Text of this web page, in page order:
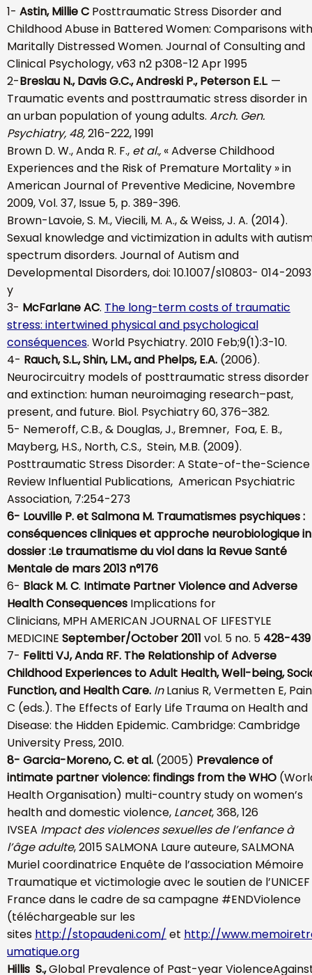
1- Astin, Millie C Posttraumatic Stress Disorder and
Childhood Abuse in Battered Women: Comparisons with
Maritally Distressed Women. Journal of Consulting and
Clinical Psychology, v63 n2 p308-12 Apr 1995
2-Breslau N., Davis G.C., Andreski P., Peterson E.L. —
Traumatic events and posttraumatic stress disorder in
an urban population of young adults. Arch. Gen.
Psychiatry, 48,216-222, 1991
Brown D. W., Anda R. F., et al., « Adverse Childhood
Experiences and the Risk of Premature Mortality » in
American Journal of Preventive Medicine, Novembre
2009, Vol. 37, Issue 5, p. 389-396.
Brown-Lavoie, S. M., Viecili, M. A., & Weiss, J. A. (2014).
Sexual knowledge and victimization in adults with
spectrum disorders. Journal of Autism and
Developmental Disorders, doi: 10.1007/s10803- 014-
y
3- McFarlane AC. The long-term costs of traumatic
stress: intertwined physical and psychological
conséquences. World Psychiatry. 2010 Feb;9(1):3-10.
4- Rauch, S.L., Shin, L.M., and Phelps, E.A. (2006).
Neurocircuitry models of posttraumatic stress disorder
and extinction: human neuroimaging research–past,
present, and future. Biol. Psychiatry 60, 376–382.
5- Nemeroff, C.B., & Douglas, J., Bremner, Foa, E. B.,
Mayberg, H.S., North, C.S., Stein, M.B. (2009).
Posttraumatic Stress Disorder: A State-of-the-Science
Review Influential Publications, American Psychiatric
Association, 7:254-273
6- Louville P. et Salmona M. Traumatismes psychiques :
conséquences cliniques et approche neurobiologique in
dossier :Le traumatisme du violdans la Revue Santé
Mentale de mars 2013 n°176
6- Black M. C. Intimate Partner Violence and Adverse
Health Consequences Implications for
Clinicians, MPH AMERICAN JOURNAL OF LIFESTYLE
MEDICINE September/October 2011 vol. 5 no. 5 428-439
7- Felitti VJ, Anda RF. The Relationship of Adverse
Childhood Experiences to Adult Health, Well-being,
Function, and Health Care. InLanius R, Vermetten E, Pain
C (eds.). The Effects of Early Life Trauma on Health and
Disease: the Hidden Epidemic. Cambridge: Cambridge
University Press, 2010.
8- Garcia-Moreno, C. et al. (2005) Prevalence of
intimate partner violence: findings from the WHO
Health Organisation) multi-country study on women’s
health and domestic violence, Lancet, 368, 126
IVSEA Impact des violences sexuelles de l’enfance à
l’âge adulte, 2015 SALMONA Laure auteure, SALMONA
Muriel coordinatrice Enquête de l’association Mémoire
Traumatique et victimologie avec le soutien de l’UNICEF
France dans le cadre de sa campagne #ENDViolence
(téléchargeable sur les
sites http://stopaudeni.com/ et http://
umatique.org
Hillis S.,Global Prevalence of Past-year